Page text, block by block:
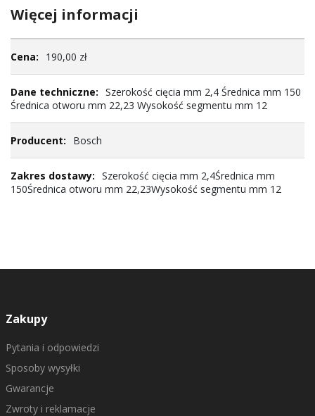
Więcej informacji
informacji190,00 zł
Szerokość cięcia mm 2,4 Średnica mm 150
Średnica otworu mm 22,23 Wysokość segmentu mm 12
Bosch
Szerokość cięcia mm 2,4Średnica mm
150Średnica otworu mm 22,23Wysokość segmentu mm 12
Zakupy
Pytania i odpowiedzi
Sposoby wysyłki
Gwarancje
Zwroty i reklamacje